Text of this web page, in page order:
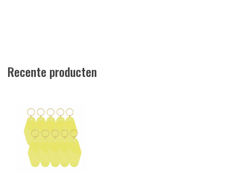
Recente producten